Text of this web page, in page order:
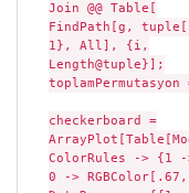
Join @@ Table[
FindPath[g,
1}, All], {i,
Length@tuple}];
checkerboard =
ColorRules -> {1
0 ->